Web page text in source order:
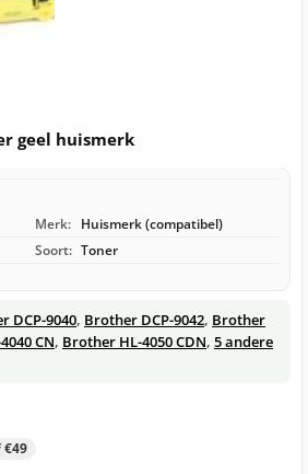
geel huismerk
Merk: Huismerk (compatibel)
Soort: Toner
DCP-9040, Brother DCP-9042, Brother
CN, Brother HL-4050 CDN, 5 andere